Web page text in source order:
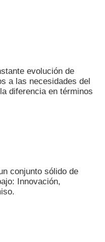
evolución de
a las necesidades del
diferencia en términos
conjunto sólido de
Innovación,